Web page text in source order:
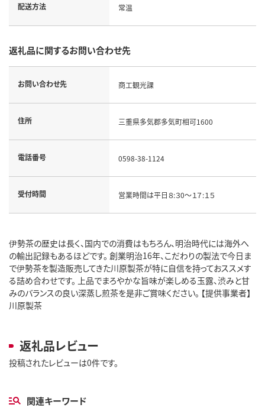
配送方法 常温
返礼品に関するお問い合わせ先
お問い合わせ先 商工観光課
住所 三重県多気郡多気町相可1600
電話番号 0598-38-1124
受付時間 営業時間は平日８:３0～１７:１５
伊勢茶の歴史は長く、国内での消費はもちろん、明治時代には海外へ
の輸出記録もあるほどです。 創業明治16年、こだわりの製法で今日ま
で伊勢茶を製造販売してきた川原製茶が特に自信を持っておススメす
る詰め合わせです。 上品でまろやかな旨味が楽しめる玉露、渋みと甘
みのバランスの良い深蒸し煎茶を是非ご賞味ください。 【提供事業者】
川原製茶
返礼品レビュー
投稿されたレビューは0件です。
関連キーワード